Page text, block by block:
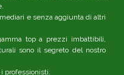
e senza aggiunta di altri
top a prezzi imbattibili,
sono il segreto del nostro
professionisti.